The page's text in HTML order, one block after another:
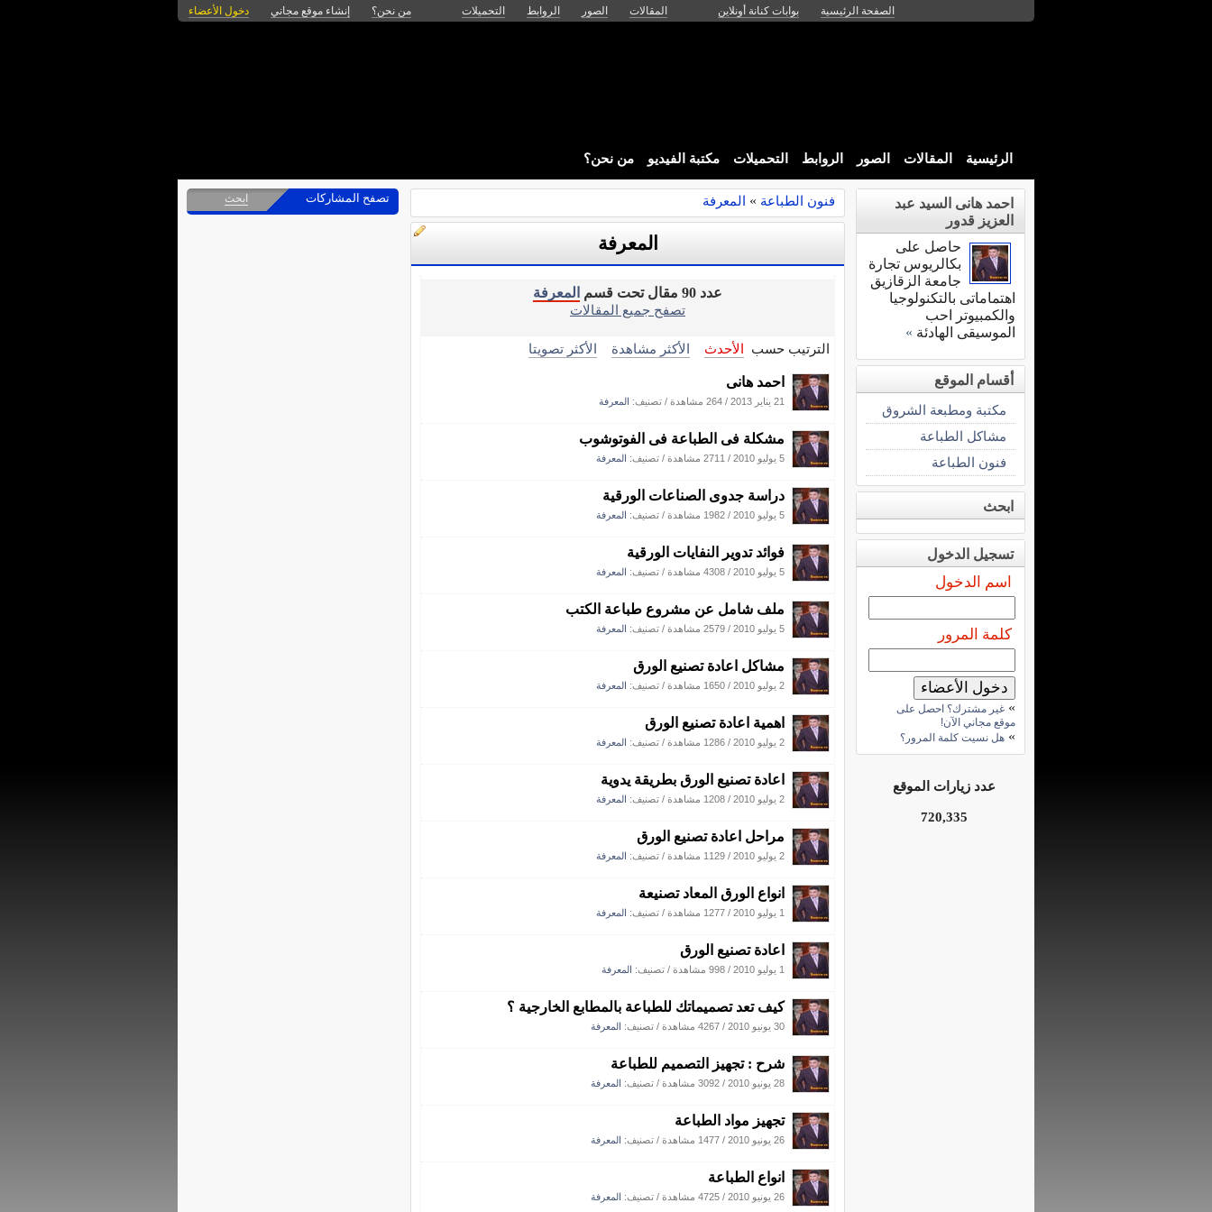
الصفحة الرئيسية بوابات كنانة أونلاين المقالات الصور الروابط التحميلات من نحن؟ إنشاء موقع مجاني دخول الأعضاء
الرئيسية المقالات الصور الروابط التحميلات مكتبة الفيديو من نحن؟
فنون الطباعة » المعرفة
المعرفة
عدد 90 مقال تحت قسم
المعرفة
تصفح جميع المقالات
الترتيب حسب الأحدث الأكثر مشاهدة الأكثر تصويتا
احمد هانى
21 يناير 2013 / 264 مشاهدة / تصنيف: المعرفة
مشكلة فى الطباعة فى الفوتوشوب
5 يوليو 2010 / 2711 مشاهدة / تصنيف: المعرفة
دراسة جدوى الصناعات الورقية
5 يوليو 2010 / 1982 مشاهدة / تصنيف: المعرفة
فوائد تدوير النفايات الورقية
5 يوليو 2010 / 4308 مشاهدة / تصنيف: المعرفة
ملف شامل عن مشروع طباعة الكتب
5 يوليو 2010 / 2579 مشاهدة / تصنيف: المعرفة
مشاكل اعادة تصنيع الورق
2 يوليو 2010 / 1650 مشاهدة / تصنيف: المعرفة
اهمية اعادة تصنيع الورق
2 يوليو 2010 / 1286 مشاهدة / تصنيف: المعرفة
اعادة تصنيع الورق بطريقة يدوية
2 يوليو 2010 / 1208 مشاهدة / تصنيف: المعرفة
مراحل اعادة تصنيع الورق
2 يوليو 2010 / 1129 مشاهدة / تصنيف: المعرفة
انواع الورق المعاد تصنيعة
1 يوليو 2010 / 1277 مشاهدة / تصنيف: المعرفة
اعادة تصنيع الورق
1 يوليو 2010 / 998 مشاهدة / تصنيف: المعرفة
كيف تعد تصميماتك للطباعة بالمطابع الخارجية ؟
30 يونيو 2010 / 4267 مشاهدة / تصنيف: المعرفة
شرح : تجهيز التصميم للطباعة
28 يونيو 2010 / 3092 مشاهدة / تصنيف: المعرفة
تجهيز مواد الطباعة
26 يونيو 2010 / 1477 مشاهدة / تصنيف: المعرفة
انواع الطباعة
26 يونيو 2010 / 4725 مشاهدة / تصنيف: المعرفة
احمد هانى السيد عبد
العزيز قدور
حاصل على
بكالريوس تجارة
جامعة الزقازيق
اهتماماتى بالتكنولوجيا
والكمبيوتر احب
الموسيقى الهادئة »
أقسام الموقع
مكتبة ومطبعة الشروق
مشاكل الطباعة
فنون الطباعة
ابحث
تسجيل الدخول
اسم الدخول
كلمة المرور
» غير مشترك؟ احصل على
موقع مجاني الآن!
» هل نسيت كلمة المرور؟
عدد زيارات الموقع
720,335
تصفح المشاركات ابحث